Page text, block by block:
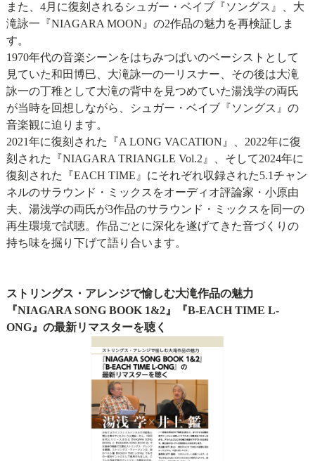
また、4月に復刻されるシュガー・ベイブ『ソングス』、大
滝詠一『NIAGARA MOON』の2作品の魅力を再検証しま
す。
1970年代の音楽シーンをはちみつぱいのベーシストとして
見ていた和田博巳、大滝詠一の一リスナー、その後は大滝
詠一の丁稚として大滝の背中を見つめていた湯浅学の両氏
が当時を回想しながら、シュガー・ベイブ『ソングス』の
音楽観に迫ります。
2021年に復刻された『A LONG VACATION』、2022年に復
刻された『NIAGARA TRIANGLE Vol.2』、そして2024年に
復刻された『EACH TIME』にそれぞれ収録された5.1チャン
ネルのサラウンド・ミックスをオーディオ評論家・小原由
夫、湯浅学の両氏が3作品のサラウンド・ミックスを同一の
再生環境で試聴。作品ごとに深化を遂げてきた音づくりの
持ち味を掘り下げて語り合います。
ストリングス・アレンジで愉しむ大滝作品の魅力
『NIAGARA SONG BOOK 1&2』『B-EACH TIME L-
ONG』の最新リマスターを聴く